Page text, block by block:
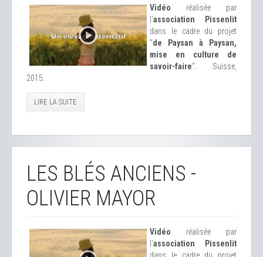
Vidéo réalisée par
l'association Pissenlit
dans le cadre du projet
"de Paysan à Paysan,
mise en culture de
savoir-faire". Suisse,
2015.
LIRE LA SUITE
LES BLÉS ANCIENS -
OLIVIER MAYOR
Vidéo réalisée par
l'association Pissenlit